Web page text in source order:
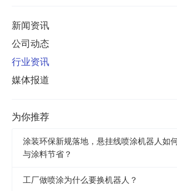
新闻资讯
公司动态
行业资讯
媒体报道
为你推荐
涂装环保新规落地，悬挂线喷涂机器人如
与涂料节省？
工厂做喷涂为什么要换机器人？